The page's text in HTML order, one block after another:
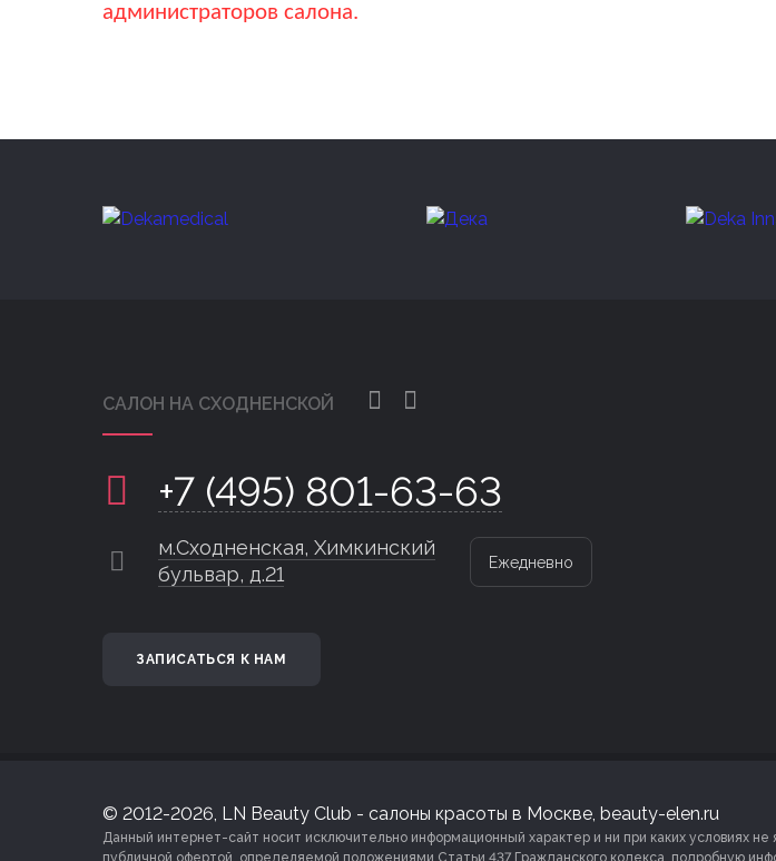
администраторов салона.
САЛОН НА СХОДНЕНСКОЙ
+7 (495) 801-63-63
м.Сходненская, Химкинский
бульвар, д.21
Ежедневно
ЗАПИСАТЬСЯ К НАМ
© 2012-2026, LN Beauty Club - салоны красоты в Москве, beauty-elen.ru
Данный интернет-сайт носит исключительно информационный характер и ни при каких условиях не
публичной офертой, определяемой положениями Статьи 437 Гражданского кодекса, подробную